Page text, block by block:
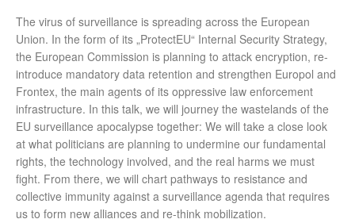
The virus of surveillance is spreading across the European
Union. In the form of its „ProtectEU“ Internal Security Strategy,
the European Commission is planning to attack encryption, re-
introduce mandatory data retention and strengthen Europol and
Frontex, the main agents of its oppressive law enforcement
infrastructure. In this talk, we will journey the wastelands of the
EU surveillance apocalypse together: We will take a close look
at what politicians are planning to undermine our fundamental
rights, the technology involved, and the real harms we must
fight. From there, we will chart pathways to resistance and
collective immunity against a surveillance agenda that requires
us to form new alliances and re-think mobilization.